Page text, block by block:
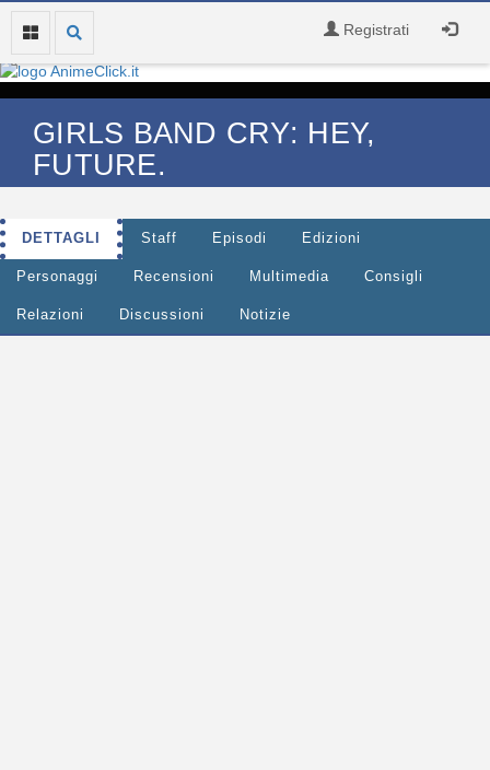
Registrati
GIRLS BAND CRY: HEY,
FUTURE.
DETTAGLI Staff Episodi Edizioni
Personaggi Recensioni Multimedia Consigli
Relazioni Discussioni Notizie